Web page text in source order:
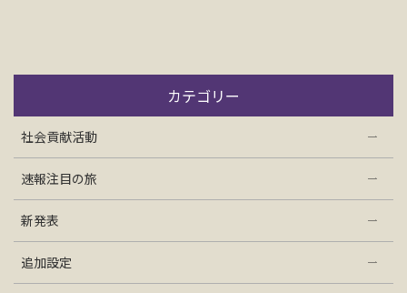
カテゴリー
社会貢献活動
速報注目の旅
新発表
追加設定